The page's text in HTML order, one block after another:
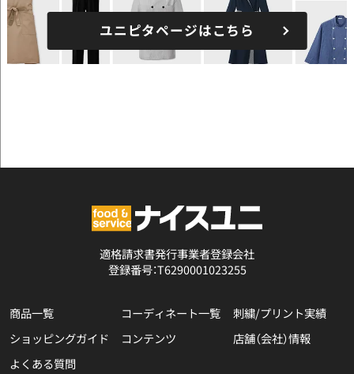
ユニピタページはこちら
適格請求書発行事業者登録会社
登録番号：T6290001023255
商品一覧 コーディネート一覧
刺繍/プリント実績
ショッピングガイド
コンテンツ
店舗（会社）情報
よくある質問